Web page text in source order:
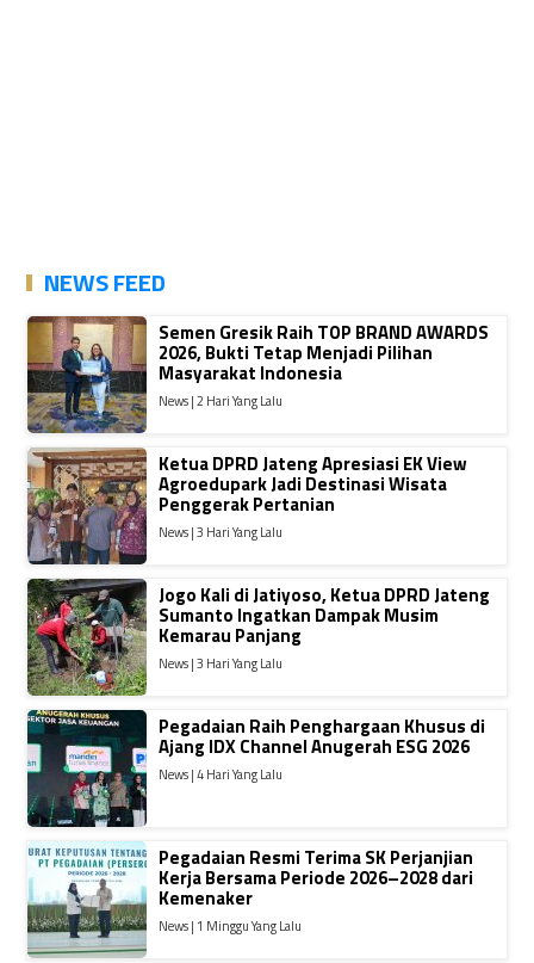
NEWS FEED
Semen Gresik Raih TOP BRAND AWARDS
2026, Bukti Tetap Menjadi Pilihan
Masyarakat Indonesia
News | 2 Hari Yang Lalu
Ketua DPRD Jateng Apresiasi EK View
Agroedupark Jadi Destinasi Wisata
Penggerak Pertanian
News | 3 Hari Yang Lalu
Jogo Kali di Jatiyoso, Ketua DPRD Jateng
Sumanto Ingatkan Dampak Musim
Kemarau Panjang
News | 3 Hari Yang Lalu
Pegadaian Raih Penghargaan Khusus di
Ajang IDX Channel Anugerah ESG 2026
News | 4 Hari Yang Lalu
Pegadaian Resmi Terima SK Perjanjian
Kerja Bersama Periode 2026–2028 dari
Kemenaker
News | 1 Minggu Yang Lalu